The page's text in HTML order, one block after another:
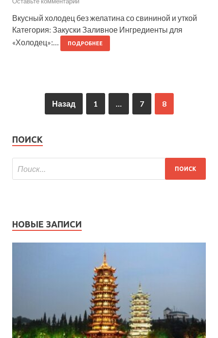
Вкусный холодец без желатина со свининой и уткой
Категория: Закуски Заливное Ингредиенты для
«Холодец»:…
ПОДРОБНЕЕ
Назад 1 … 7 8
ПОИСК
НОВЫЕ ЗАПИСИ